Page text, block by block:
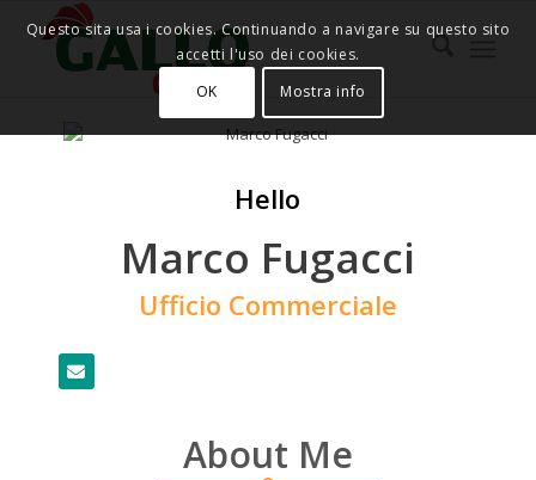
Hello
Marco Fugacci
Ufficio Commerciale
About Me
Questo sita usa i cookies. Continuando a navigare su questo sito
accetti l'uso dei cookies.
OK
Mostra info